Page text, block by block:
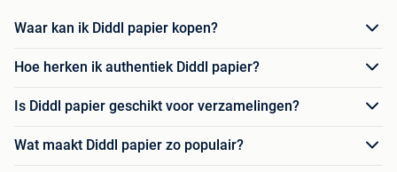
Waar kan ik Diddl papier kopen?
Hoe herken ik authentiek Diddl papier?
Is Diddl papier geschikt voor verzamelingen?
Wat maakt Diddl papier zo populair?